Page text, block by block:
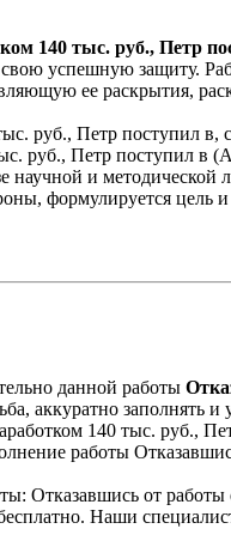
140 тыс. руб., Петр
успешную защиту.
ее раскрытия,
руб., Петр поступил
руб., Петр поступил в
научной и
формулируется
данной работы
аккуратно заполнять
140 тыс. руб.,
работы
Отказавшись от
Наши